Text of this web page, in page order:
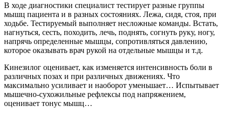
В ходе диагностики специалист тестирует разные группы
мышц пациента и в разных состояниях. Лежа, сидя, стоя, при
ходьбе. Тестируемый выполняет несложные команды. Встать,
нагнуться, сесть, походить, лечь, поднять, согнуть руку, ногу,
напрячь определенные мышцы, сопротивляться давлению,
которое оказывать врач рукой на отдельные мышцы и т.д.
Кинезилог оценивает, как изменяется интенсивность боли в
различных позах и при различных движениях. Что
максимально усиливает и наоборот уменьшает… Испытывает
мышечно-сухожильные рефлексы под напряжением,
оценивает тонус мышц…